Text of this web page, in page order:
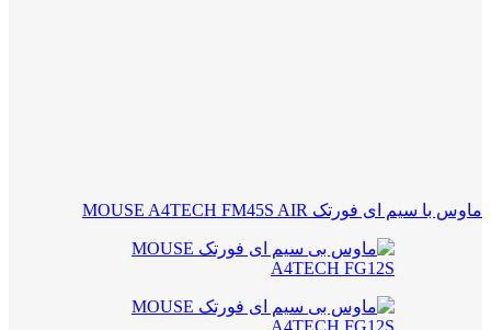
ماوس با سیم ای فورتک MOUSE A4TECH FM45S AIR